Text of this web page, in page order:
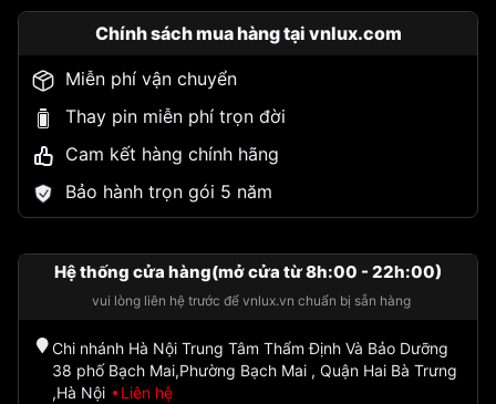
Chính sách mua hàng tại vnlux.com
Miễn phí vận chuyển
Thay pin miễn phí trọn đời
Cam kết hàng chính hãng
Bảo hành trọn gói 5 năm
Hệ thống cửa hàng(mở cửa từ 8h:00 - 22h:00)
vui lòng liên hệ trước để vnlux.vn chuẩn bị sẵn hàng
Chi nhánh Hà Nội Trung Tâm Thẩm Định Và Bảo Dưỡng
38 phố Bạch Mai,Phường Bạch Mai , Quận Hai Bà Trưng
,Hà Nội
Liên hệ